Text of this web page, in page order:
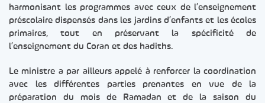
harmonisant les programmes avec ceux de l’enseignement
préscolaire dispensés dans les jardins d’enfants et les écoles
primaires, tout en préservant la spécificité de
l’enseignement du Coran et des hadiths.
Le ministre a par ailleurs appelé à renforcer la coordination
avec les différentes parties prenantes en vue de la
préparation du mois de Ramadan et de la saison du